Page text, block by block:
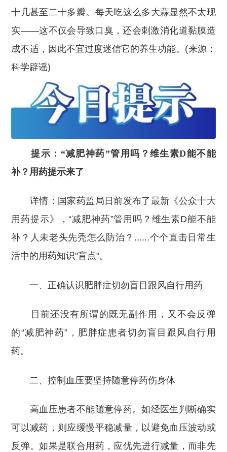
十几甚至二十多瓣。每天吃这么多大蒜显然不太现
实——这不仅会导致口臭，还会刺激消化道黏膜造
成不适，因此不宜过度迷信它的养生功能。(来源：
科学辟谣)
提示：“减肥神药”管用吗？维生素D能不能
补？用药提示来了
详情：国家药监局日前发布了最新《公众十大
用药提示》，“减肥神药”管用吗？维生素D能不能
补？人未老头先秃怎么防治？......个个直击日常生
活中的用药知识"盲点"。
一、正确认识肥胖症切勿盲目跟风自行用药
目前还没有所谓的既无副作用，又不会反弹
的“减肥神药”，肥胖症患者切勿盲目跟风自行用
药。
二、控制血压要坚持随意停药伤身体
高血压患者不能随意停药。如经医生判断确实
可以减药，则应缓慢平稳减量，以避免血压波动或
反弹。如果是联合用药，应优先进行减量，而非先